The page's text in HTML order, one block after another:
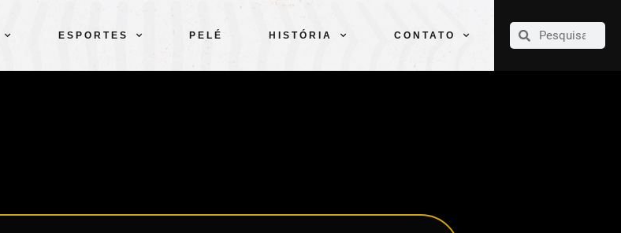
ESPORTES PELÉ HISTÓRIA CONTATO
CLUBE